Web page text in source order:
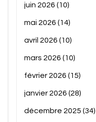
juin 2026 (10)
mai 2026 (14)
avril 2026 (10)
mars 2026 (10)
février 2026 (15)
janvier 2026 (28)
décembre 2025 (34)